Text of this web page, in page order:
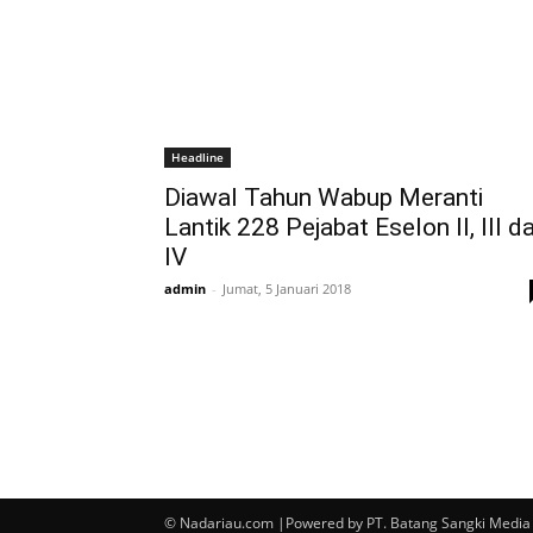
Headline
Diawal Tahun Wabup Meranti
Lantik 228 Pejabat Eselon II, III
IV
admin - Jumat, 5 Januari 2018
© Nadariau.com |Powered by PT. Batang Sangki Media